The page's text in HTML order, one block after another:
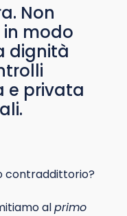
Non
in modo
dignità
e privata
contraddittorio?
alprimo